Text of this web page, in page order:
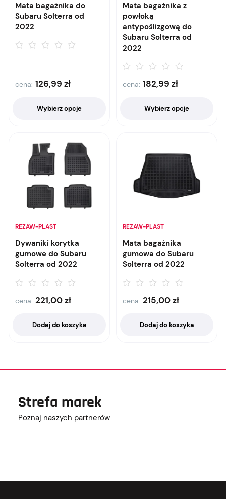
Mata bagażnika do
Subaru Solterra od
2022
cena: 126,99 zł
Wybierz opcje
Mata bagażnika z
powłoką
antypoślizgową do
Subaru Solterra od
2022
cena: 182,99 zł
Wybierz opcje
REZAW-PLAST
Dywaniki korytka
gumowe do Subaru
Solterra od 2022
cena: 221,00zł
Dodaj do koszyka
REZAW-PLAST
Mata bagażnika
gumowa do Subaru
Solterra od 2022
cena: 215,00zł
Dodaj do koszyka
Strefa marek
Poznaj naszych partnerów